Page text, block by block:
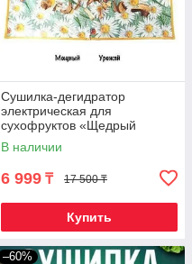
Сушилка-дегидратор
электрическая для
сухофруктов «Щедрый
урожай» (55 х 85 см /
Ромашки)
В наличии
6 999 ₸ 17 500 ₸
Купить
–60%